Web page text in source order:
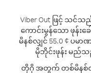
Viber Out ဖြင့် သ
ကောင်းမွန်သော ဖုန်း
မိနစ်လျှင် 55.0 ¢ ပမ
မိုဘိုင်းဖုန်း မည်သ
တိုဂို အတွက် တစ်မိနစ်လျှ